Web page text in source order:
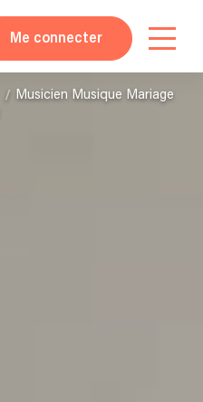
Me connecter
Musicien Musique Mariage